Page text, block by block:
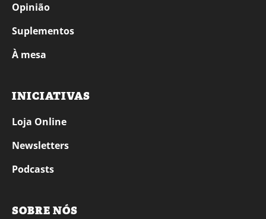
Opinião
Suplementos
À mesa
INICIATIVAS
Loja Online
Newsletters
Podcasts
SOBRE NÓS